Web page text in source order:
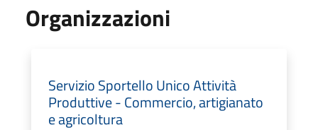
Organizzazioni
Servizio Sportello Unico Attività
Produttive - Commercio, artigianato
e agricoltura